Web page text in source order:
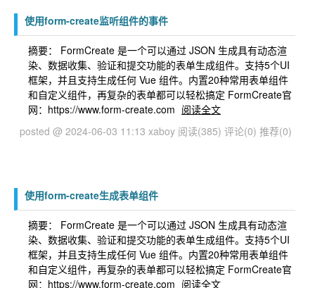
使用form-create监听组件的事件
摘要： FormCreate 是一个可以通过 JSON 生成具有动态渲
染、数据收集、验证和提交功能的表单生成组件。支持5个UI
框架，并且支持生成任何 Vue 组件。内置20种常用表单组件
和自定义组件，再复杂的表单都可以轻松搞定 FormCreate官
网：https://www.form-create.com 阅读全文
posted @ 2024-06-03 11:13 xaboy 阅读(385) 评论(0) 推荐(0)
使用form-create生成表单组件
摘要： FormCreate 是一个可以通过 JSON 生成具有动态渲
染、数据收集、验证和提交功能的表单生成组件。支持5个UI
框架，并且支持生成任何 Vue 组件。内置20种常用表单组件
和自定义组件，再复杂的表单都可以轻松搞定 FormCreate官
网：https://www.form-create.com 阅读全文